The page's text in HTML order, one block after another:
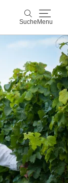
Suche Menu
Suche